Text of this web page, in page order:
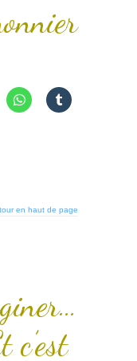
en haut de page
c’est